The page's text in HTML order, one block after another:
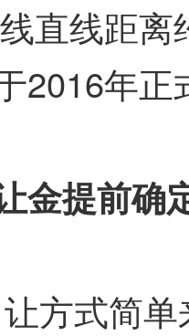
直线距
2016年正
金提前确
式简单